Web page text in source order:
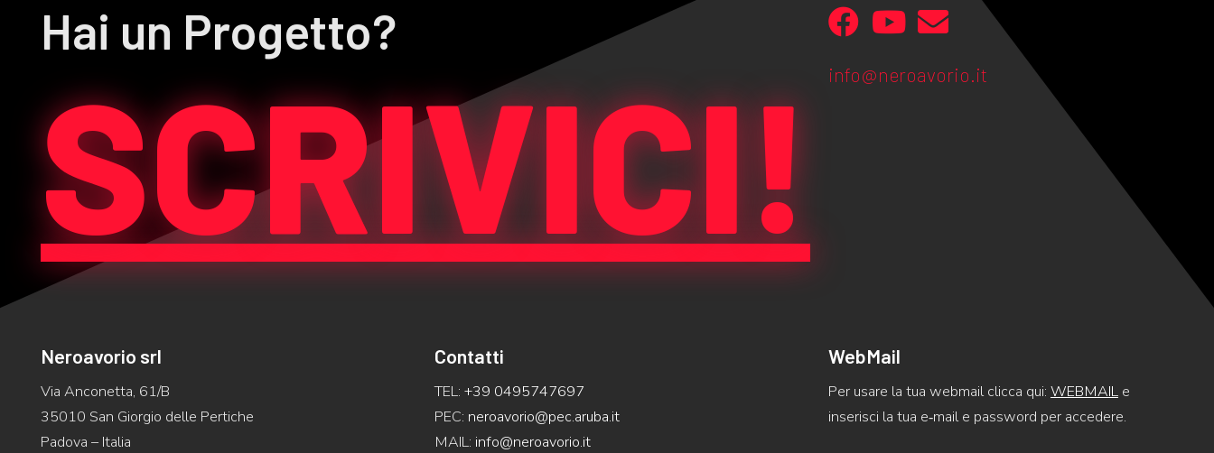
Hai un Progetto?
SCRIVICI! info@neroavorio.it
Neroavorio srl
Via Anconetta, 61/B
35010 San Giorgio delle Pertiche
Padova – Italia
Contatti
TEL: +39 0495747697
PEC: neroavorio@pec.aruba.it
MAIL: info@neroavorio.it
WebMail
Per usare la tua webmail clicca qui: WEBMAILe
inserisci la tua e‑mail e password per accedere.